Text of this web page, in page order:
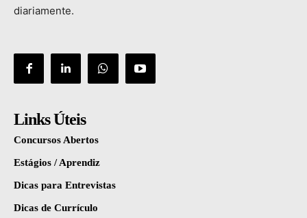
diariamente.
Links Úteis
Concursos Abertos
Estágios / Aprendiz
Dicas para Entrevistas
Dicas de Currículo